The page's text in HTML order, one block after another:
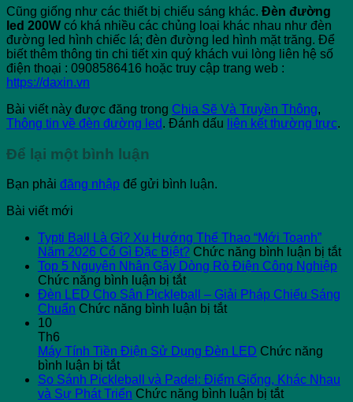
Cũng giống như các thiết bị chiếu sáng khác. Đèn đường
led 200W có khá nhiều các chủng loại khác nhau như đèn
đường led hình chiếc lá; đèn đường led hình mặt trăng. Để
biết thêm thông tin chi tiết xin quý khách vui lòng liên hệ số
điện thoại : 0908586416 hoặc truy cập trang web :
https://daxin.vn
Bài viết này được đăng trong Chia Sẽ Và Truyền Thông,
Thông tin về đèn đường led. Đánh dấu liên kết thường trực.
Để lại một bình luận
Bạn phải đăng nhập để gửi bình luận.
Bài viết mới
Typti Ball Là Gì? Xu Hướng Thể Thao “Mới Toanh”
Năm 2026 Có Gì Đặc Biệt? Chức năng bình luận bị tắtở
Top 5 Nguyên Nhân Gây Dòng Rò Điện Công Nghiệp
Chức năng bình luận bị tắtở
Top
5
Gây
Rò
Điện
Đèn LED Cho Sân Pickleball – Giải Pháp Chiếu Sáng
Chuẩn Chức năng bình luận bị tắtở
Cho
Pickleball
10
Th6
Máy Tính Tiền Điện Sử Dụng Đèn LED Chức năng
bình luận bị tắtở
Máy
Tính
So Sánh Pickleball và Padel: Điểm Giống, Khác Nhau
và Sự Phát Triển Chức năng bình luận bị tắtở